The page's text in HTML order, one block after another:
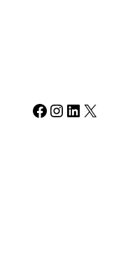
Facebook Instagram LinkedIn X